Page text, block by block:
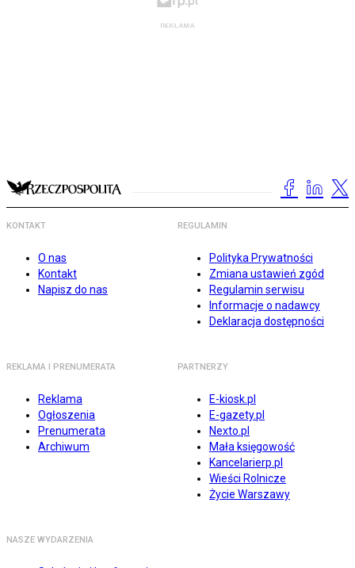
KONTAKT
O nas
Kontakt
Napisz do nas
REGULAMIN
Polityka Prywatności
Zmiana ustawień zgód
Regulamin serwisu
Informacje o nadawcy
Deklaracja dostępności
REKLAMA I PRENUMERATA
Reklama
Ogłoszenia
Prenumerata
Archiwum
PARTNERZY
E-kiosk.pl
E-gazety.pl
Nexto.pl
Mała księgowość
Kancelarierp.pl
Wieści Rolnicze
Życie Warszawy
NASZE WYDARZENIA